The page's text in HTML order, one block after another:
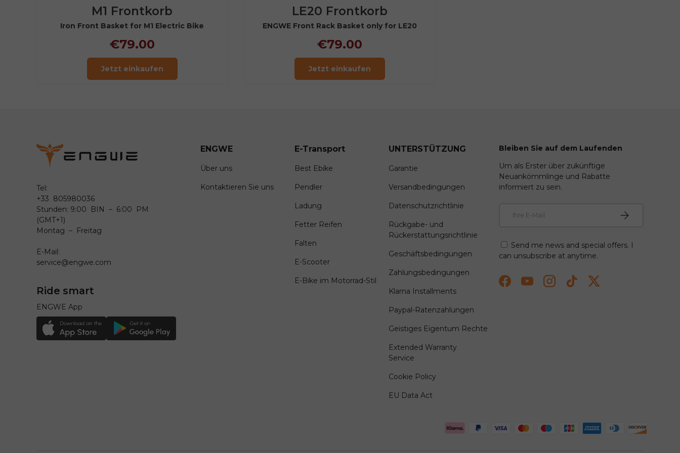
M1 Frontkorb
Iron Front Basket for M1 Electric Bike
€79.00
Jetzt einkaufen
LE20 Frontkorb
ENGWE Front Rack Basket only for LE20
€79.00
Jetzt einkaufen
Tel:
+33 805980036
Stunden: 9:00 BIN – 6:00 PM
(GMT+1)
Montag – Freitag
E-Mail:
service@engwe.com
Ride smart
ENGWE App
ENGWE
Über uns
Kontaktieren Sie uns
E-Transport
Best Ebike
Pendler
Ladung
Fetter Reifen
Falten
E-Scooter
E-Bike im Motorrad-Stil
UNTERSTÜTZUNG
Garantie
Versandbedingungen
Datenschutzrichtlinie
Rückgabe- und
Rückerstattungsrichtlinie
Geschäftsbedingungen
Zahlungsbedingungen
Klarna Installments
Paypal-Ratenzahlungen
Geistiges Eigentum Rechte
Extended Warranty
Service
Cookie Policy
EU Data Act
Bleiben Sie auf dem Laufenden
Um als Erster über zukünftige
Neuankömmlinge und Rabatte
informiert zu sein.
Abonnieren
Send me news and special offers. I
can unsubscribe at anytime.
FacebookYouTubeInstagramTikTokTwitter
Zahlungsmethoden akzeptiert